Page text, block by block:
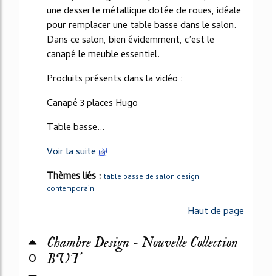
une desserte métallique dotée de roues, idéale
pour remplacer une table basse dans le salon.
Dans ce salon, bien évidemment, c’est le
canapé le meuble essentiel.
Produits présents dans la vidéo :
Canapé 3 places Hugo
Table basse...
Voir la suite
Thèmes liés : table basse de salon design
contemporain
Haut de page
0
Chambre Design - Nouvelle Collection
BUT